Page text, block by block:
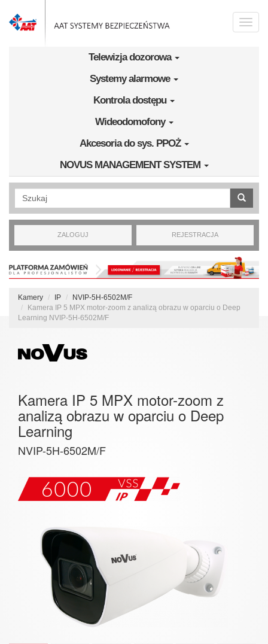
Toggle
Telewizja dozorowa
Systemy alarmowe
Kontrola dostępu
Wideodomofony
Akcesoria do sys. PPOŻ
NOVUS MANAGEMENT SYSTEM
Wyszukiwanie pełnotekstowe
ZALOGUJ REJESTRACJA
Kamery IP
NVIP-5H-6502M/F
Kamera IP 5 MPX motor-zoom z analizą obrazu w oparciu o Deep
Learning NVIP-5H-6502M/F
Kamera IP 5 MPX motor-zoom z
analizą obrazu w oparciu o Deep
Learning
NVIP-5H-6502M/F